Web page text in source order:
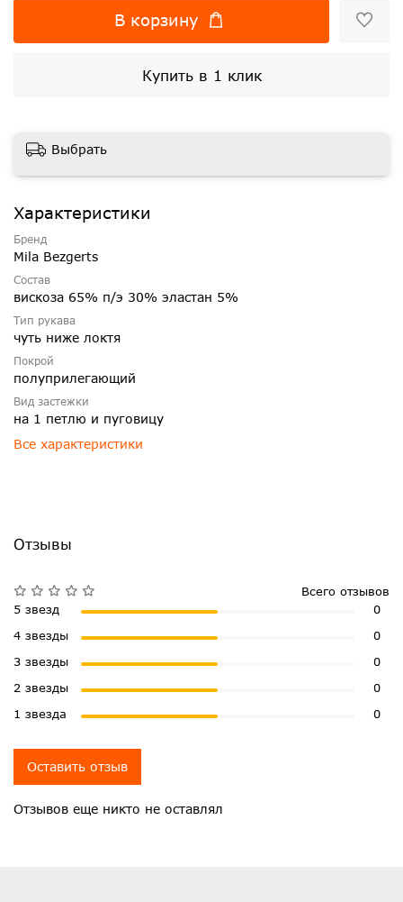
В корзину
Купить в 1 клик
Выбрать
Характеристики
Бренд
Mila Bezgerts
Состав
вискоза 65% п/э 30% эластан 5%
Тип рукава
чуть ниже локтя
Покрой
полуприлегающий
Вид застежки
на 1 петлю и пуговицу
Все характеристики
Отзывы
Отзывов еще никто не оставлял
Всего отзывов
5 звезд
0
4 звезды
0
3 звезды
0
2 звезды
0
1 звезда
0
Оставить отзыв